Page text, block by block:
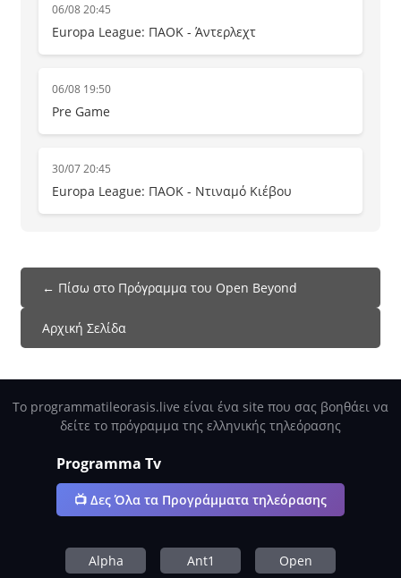
06/08 20:45
Europa League: ΠΑΟΚ - Άντερλεχτ
06/08 19:50
Pre Game
30/07 20:45
Europa League: ΠΑΟΚ - Ντιναμό Κιέβου
← Πίσω στο Πρόγραμμα του Open Beyond
Αρχική Σελίδα
Το programmatileorasis.live είναι ένα site που σας βοηθάει να
δείτε το πρόγραμμα της ελληνικής τηλεόρασης
Programma Tv
📺 Δες Όλα τα Προγράμματα τηλεόρασης
Alpha Ant1 Open